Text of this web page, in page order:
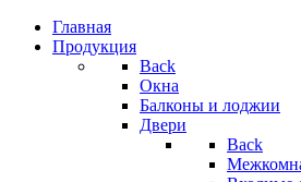
Главная
Продукция
Back
Окна
Балконы и лоджии
Двери
Back